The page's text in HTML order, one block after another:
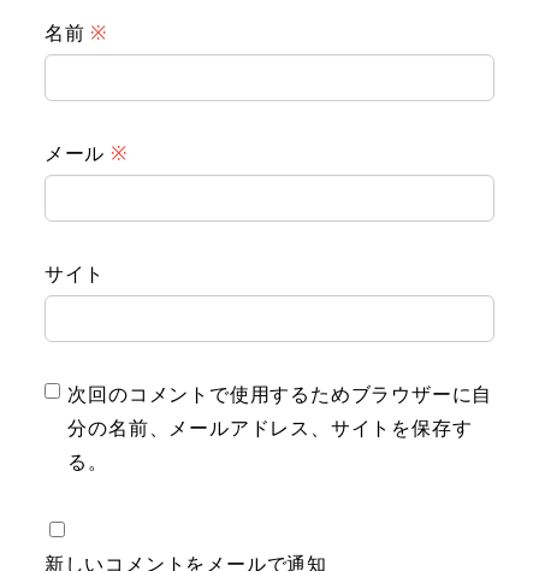
名前 ※
メール ※
サイト
次回のコメントで使用するためブラウザーに自
分の名前、メールアドレス、サイトを保存す
る。
新しいコメントをメールで通知